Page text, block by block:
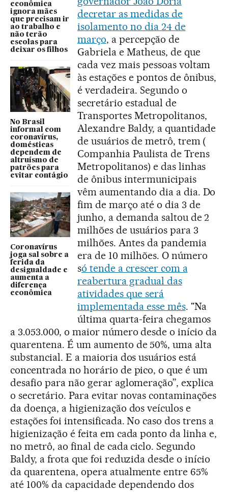
econômica
ignora mães
que precisam ir
ao trabalho e
não terão
escolas para
deixar os filhos
No Brasil
informal com
coronavírus,
domésticas
dependem de
altruísmo de
patrões para
evitar contágio
Coronavírus
joga sal sobre a
ferida da
desigualdade e
aumenta a
diferença
econômica
decretar as medidas de
isolamento no dia 24 de
março, a percepção de
Gabriela e Matheus, de que
cada vez mais pessoas voltam
às estações e pontos de ônibus,
é verdadeira. Segundo o
secretário estadual de
Transportes Metropolitanos,
Alexandre Baldy, a quantidade
de usuários de metrô, trem (
Companhia Paulista de Trens
Metropolitanos) e das linhas
de ônibus intermunicipais
vêm aumentando dia a dia. Do
fim de março até o dia 3 de
junho, a demanda saltou de 2
milhões de usuários para 3
milhões. Antes da pandemia
era de 10 milhões. O número
só tende a crescer com a
reabertura gradual das
atividades que será
implementada esse mês. "Na
última quarta-feira chegamos
a 3.053.000, o maior número desde o início da
quarentena. É um aumento de 50%, uma alta
substancial. E a maioria dos usuários está
concentrada no horário de pico, o que é um
desafio para não gerar aglomeração”, explica
o secretário. Para evitar novas contaminações
da doença, a higienização dos veículos e
estações foi intensificada. No caso dos trens a
higienização é feita em cada ponto da linha e,
no metrô, ao final de cada ciclo. Segundo
Baldy, a frota que foi reduzida desde o início
da quarentena, opera atualmente entre 65%
até 100% da capacidade dependendo dos